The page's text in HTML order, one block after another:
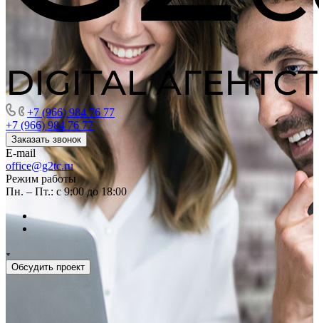
+7 (966) 984 76 77
+7 (966) 984 76 77
Заказать звонок
E-mail
office@g2tc.ru
Режим работы
Пн. – Пт.: с 9:00 до 18:00
Обсудить проект